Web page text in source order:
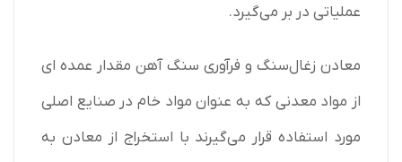
عملیاتی در بر می‌گیرد.
معادن زغال‌سنگ و فرآوری سنگ آهن مقدار عمده ای
از مواد معدنی که به عنوان مواد خام در صنایع اصلی
مورد استفاده قرار می‌گیرند با استخراج از معادن به